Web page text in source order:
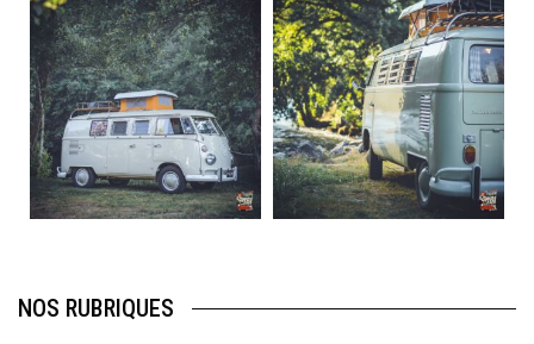
becombi
Août 10
120
0
becombi
Août 10
108
0
NOS RUBRIQUES